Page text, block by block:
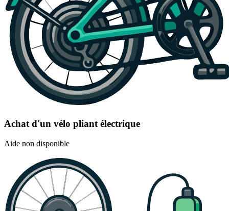
Achat d'un vélo pliant électrique
Aide non disponible